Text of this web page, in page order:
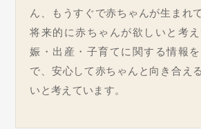
ん、もうすぐで赤ちゃんが生まれ
将来的に赤ちゃんが欲しいと考
娠・出産・子育てに関する情報
で、安心して赤ちゃんと向き合え
いと考えています。